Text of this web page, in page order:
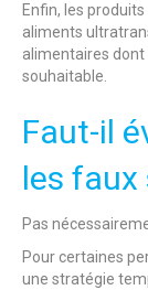
Enfin, les
aliments
alimentaires dont
souhaitable.
Faut-il
les faux
Pas
Pour certaines
une stratégie